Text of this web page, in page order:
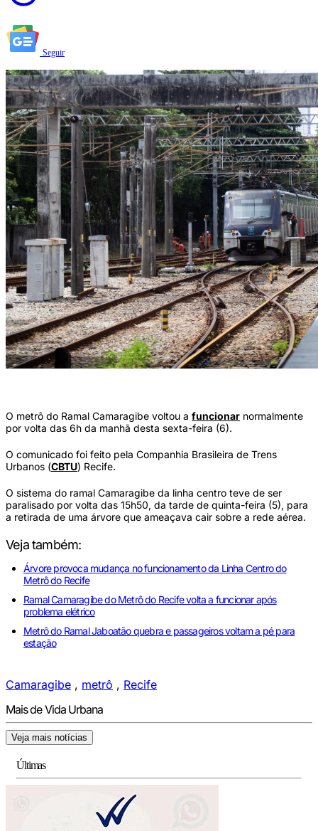
Seguir
O metrô do Ramal Camaragibe voltou a funcionar normalmente
por volta das 6h da manhã desta sexta-feira (6).
O comunicado foi feito pela Companhia Brasileira de Trens
Urbanos (CBTU) Recife.
O sistema do ramal Camaragibe da linha centro teve de ser
paralisado por volta das 15h50, da tarde de quinta-feira (5), para
a retirada de uma árvore que ameaçava cair sobre a rede aérea.
Veja também:
Árvore provoca mudança no funcionamento da Linha Centro do
Metrô do Recife
Ramal Camaragibe do Metrô do Recife volta a funcionar após
problema elétrico
Metrô do Ramal Jaboatão quebra e passageiros voltam a pé para
estação
Camaragibe , metrô , Recife
Mais de Vida Urbana
Veja mais notícias
Últimas